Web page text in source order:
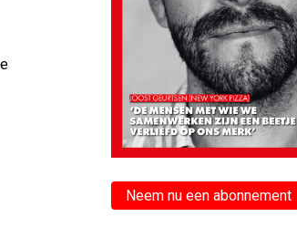
Neem nu een abonnement